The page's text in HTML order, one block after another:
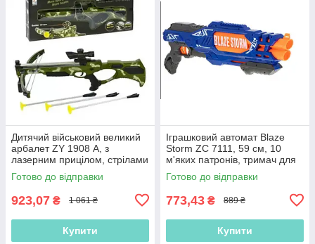
Дитячий військовий великий
арбалет ZY 1908 А, з
лазерним прицілом, стрілами
на присосках, довжина 60 см
Готово до відправки
923,07 ₴ 1 061 ₴
Купити
Іграшковий автомат Blaze
Storm ZC 7111, 59 см, 10
м'яких патронів, тримач для
патронів
Готово до відправки
773,43 ₴ 889 ₴
Купити